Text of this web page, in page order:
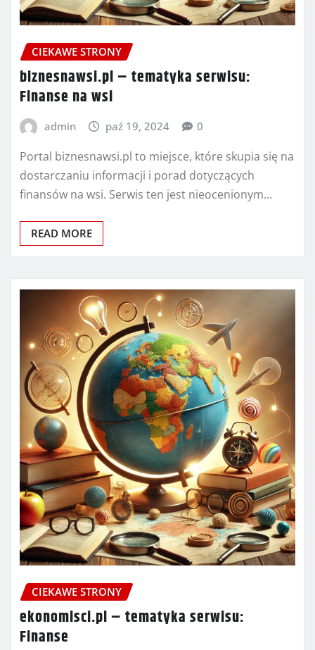
CIEKAWE STRONY
biznesnawsi.pl – tematyka serwisu:
Finanse na wsi
admin paź 19, 2024 0
Portal biznesnawsi.pl to miejsce, które skupia się na
dostarczaniu informacji i porad dotyczących
finansów na wsi. Serwis ten jest nieocenionym…
READ MORE
CIEKAWE STRONY
ekonomisci.pl – tematyka serwisu:
Finanse